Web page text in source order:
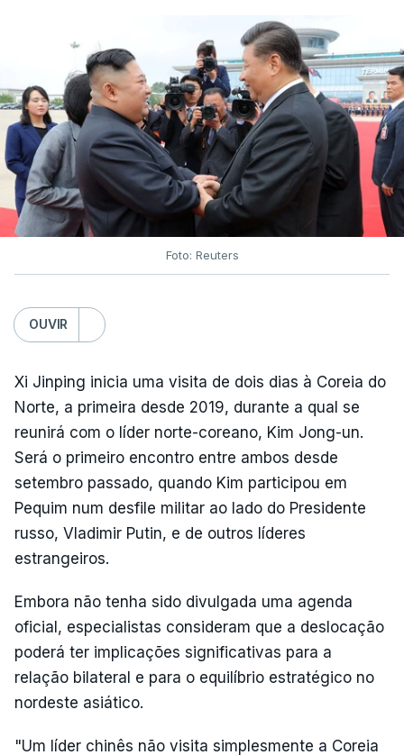
Foto: Reuters
OUVIR
Xi Jinping inicia uma visita de dois dias à Coreia do
Norte, a primeira desde 2019, durante a qual se
reunirá com o líder norte-coreano, Kim Jong-un.
Será o primeiro encontro entre ambos desde
setembro passado, quando Kim participou em
Pequim num desfile militar ao lado do Presidente
russo, Vladimir Putin, e de outros líderes
estrangeiros.
Embora não tenha sido divulgada uma agenda
oficial, especialistas consideram que a deslocação
poderá ter implicações significativas para a
relação bilateral e para o equilíbrio estratégico no
nordeste asiático.
"Um líder chinês não visita simplesmente a Coreia